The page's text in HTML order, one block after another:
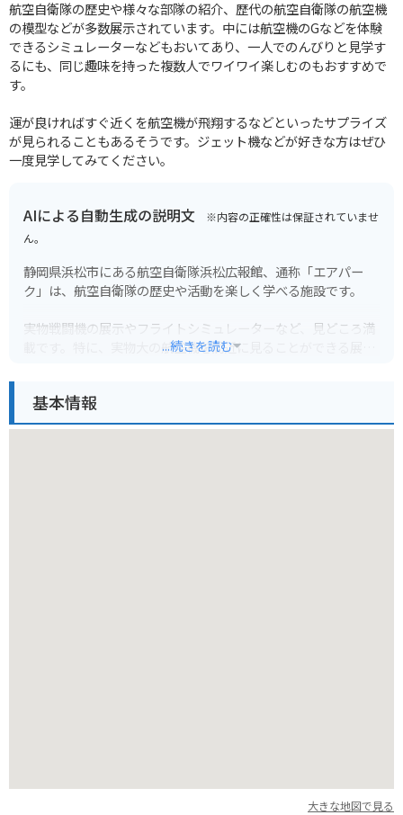
航空自衛隊の歴史や様々な部隊の紹介、歴代の航空自衛隊の航空機
の模型などが多数展示されています。中には航空機のGなどを体験
できるシミュレーターなどもおいてあり、一人でのんびりと見学す
るにも、同じ趣味を持った複数人でワイワイ楽しむのもおすすめで
す。
運が良ければすぐ近くを航空機が飛翔するなどといったサプライズ
が見られることもあるそうです。ジェット機などが好きな方はぜひ
一度見学してみてください。
AIによる自動生成の説明文 ※内容の正確性は保証されていませ
ん。
静岡県浜松市にある航空自衛隊浜松広報館、通称「エアパー
ク」は、航空自衛隊の歴史や活動を楽しく学べる施設です。
実物戦闘機の展示やフライトシミュレーターなど、見どころ満
載です。特に、実物大の航空機を間近に見ることができる展示
F-1戦闘機の展示もあり、航空ファンはもちろん、子供から大
人まで楽しめます。
...続きを読む
基本情報
大きな地図で見る